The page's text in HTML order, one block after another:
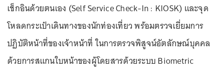
เช็กอินด้วยตนเอง (Self Service Check-In : KIOSK) และจุด
โหลดกระเป๋าเดินทางของนักท่องเที่ยว พร้อมตรวจเยี่ยมการ
ปฏิบัติหน้าที่ของเจ้าหน้าที่ ในการตรวจพิสูจน์อัตลักษณ์บุคคล
ด้วยการสแกนใบหน้าของผู้โดยสารด้วยระบบ Biometric